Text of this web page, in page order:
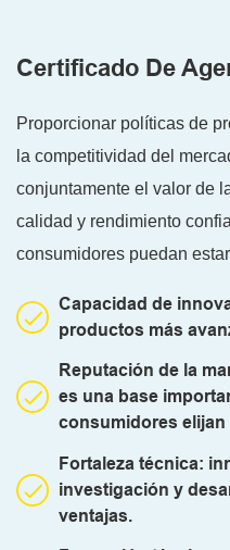
Certificado De
Proporcionar políticas de
la competitividad del
conjuntamente el valor de
calidad y rendimiento
consumidores puedan
Capacidad de
productos más
Reputación de la
es una base
consumidores elijan
Fortaleza técnica:
investigación y
ventajas.